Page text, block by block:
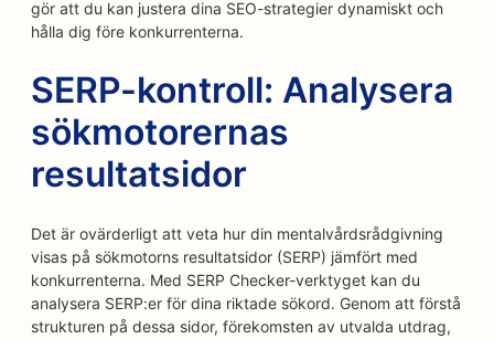
gör att du kan justera dina SEO-strategier dynamiskt och
hålla dig före konkurrenterna.
SERP-kontroll: Analysera
sökmotorernas
resultatsidor
Det är ovärderligt att veta hur din mentalvårdsrådgivning
visas på sökmotorns resultatsidor (SERP) jämfört med
konkurrenterna. Med SERP Checker-verktyget kan du
analysera SERP:er för dina riktade sökord. Genom att förstå
strukturen på dessa sidor, förekomsten av utvalda utdrag,